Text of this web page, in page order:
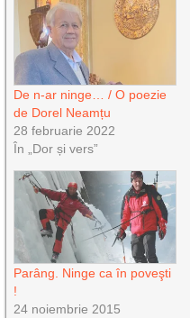
De n-ar ninge… / O poezie
de Dorel Neamțu
28 februarie 2022
În „Dor și vers”
Parâng. Ninge ca în poveşti
!
24 noiembrie 2015